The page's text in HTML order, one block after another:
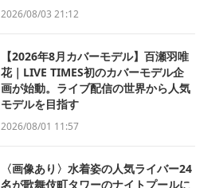
2026/08/03 21:12
【2026年8月カバーモデル】百瀬羽唯
花｜LIVE TIMES初のカバーモデル企
画が始動。ライブ配信の世界から人気
モデルを目指す
2026/08/01 11:57
〈画像あり〉水着姿の人気ライバー24
名が歌舞伎町タワーのナイトプールに